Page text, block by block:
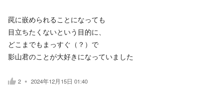
罠に嵌められることになっても
目立ちたくないという目的に、
どこまでもまっすぐ（？）で
影山君のことが大好きになっていました
2 2024年12月15日 01:40